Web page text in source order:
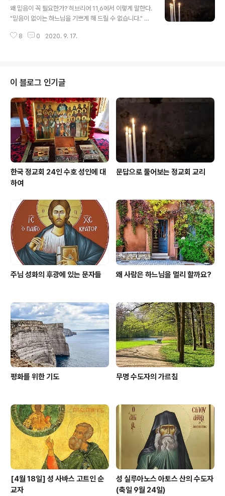
하느님으로부터 직접 받아들일 자격이 있는 것이 아니기
때문에 몇몇 사람에게 계시를 내려주시고 그들로 하여금
람이 하느님으로부터 직접 계시를 받을 수가 없었는가? 그
왜 믿음이 꼭 필요한가? 히브리어 11,6에서 이렇게 말한다.
"믿음이 없이는 하느님을 기쁘게 해 드릴 수 없습니다." 왜
0에서 이렇게 말한다. "행동이 뒤따르지 않는 믿음은 아무
확증해 줍니다." 다시 말해서 우리가 눈에 보이지 않는 것들
에 대하여 믿음으로써 선한 것들이 실제적으로 존재하고
있다는 것에 우리가 희망을 갖고 흔들리지 않는 신념을 말
한다. 믿음은 단순히 하느님이 있다는 것을 받아들이는 것
만이 아니라 이외에도 하느님에 대한 절대적인 신뢰를 갖
는 것을 말한다..
8 0 2020. 9. 17.
이 블로그 인기글
한국 정교회 24인 수호 성인에 대
하여
문답으로 풀어보는 정교회 교리
주님 성화의 후광에 있는 문자들 왜 사람은 하느님을 멀리 할까요?
평화를 위한 기도 무명 수도자의 가르침
[4월 18일] 성 사바스 고트인 순
교자
성 실루아노스 아토스 산의 수도자
(축일 9월 24일)